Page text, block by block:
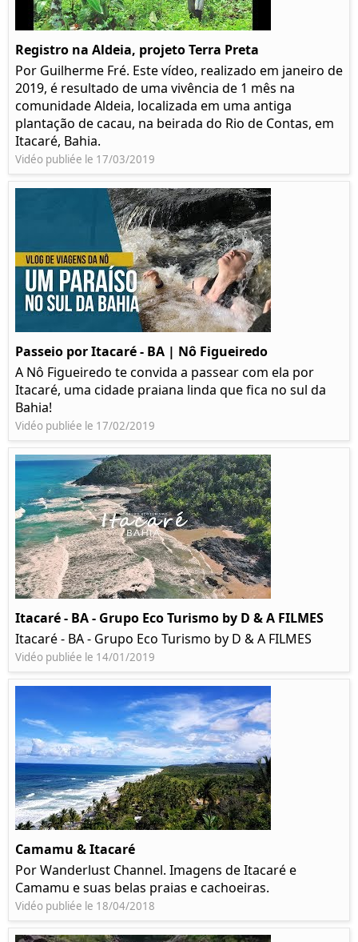
Registro na Aldeia, projeto Terra Preta
Por Guilherme Fré. Este vídeo, realizado em janeiro de
2019, é resultado de uma vivência de 1 mês na
comunidade Aldeia, localizada em uma antiga
plantação de cacau, na beirada do Rio de Contas, em
Itacaré, Bahia.
Vidéo publiée le 17/03/2019
Passeio por Itacaré - BA | Nô Figueiredo
A Nô Figueiredo te convida a passear com ela por
Itacaré, uma cidade praiana linda que fica no sul da
Bahia!
Vidéo publiée le 17/02/2019
Itacaré - BA - Grupo Eco Turismo by D & A FILMES
Itacaré - BA - Grupo Eco Turismo by D & A FILMES
Vidéo publiée le 14/01/2019
Camamu & Itacaré
Por Wanderlust Channel. Imagens de Itacaré e
Camamu e suas belas praias e cachoeiras.
Vidéo publiée le 18/04/2018